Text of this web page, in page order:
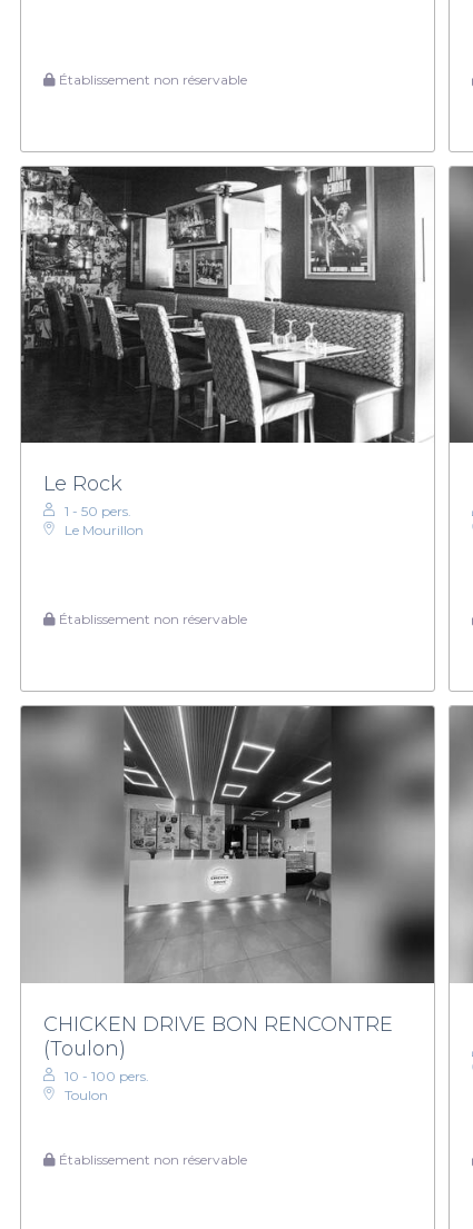
Établissement non réservable
Le Rock
1 - 50 pers.
Le Mourillon
Établissement non réservable
CHICKEN DRIVE BON RENCONTRE
(Toulon)
10 - 100 pers.
Toulon
Établissement non réservable